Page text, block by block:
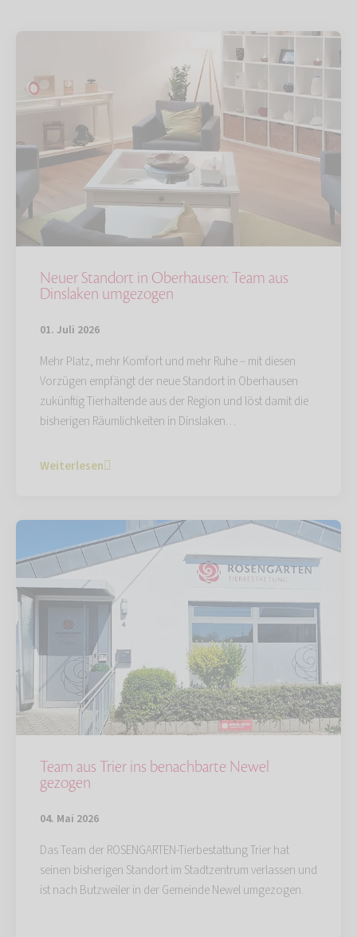
Neuer Standort in Oberhausen: Team aus
Dinslaken umgezogen
01. Juli 2026
Mehr Platz, mehr Komfort und mehr Ruhe – mit diesen
Vorzügen empfängt der neue Standort in Oberhausen
zukünftig Tierhaltende aus der Region und löst damit die
bisherigen Räumlichkeiten in Dinslaken…
Weiterlesen
Team aus Trier ins benachbarte Newel
gezogen
04. Mai 2026
Das Team der ROSENGARTEN-Tierbestattung Trier hat
seinen bisherigen Standort im Stadtzentrum verlassen und
ist nach Butzweiler in der Gemeinde Newel umgezogen.